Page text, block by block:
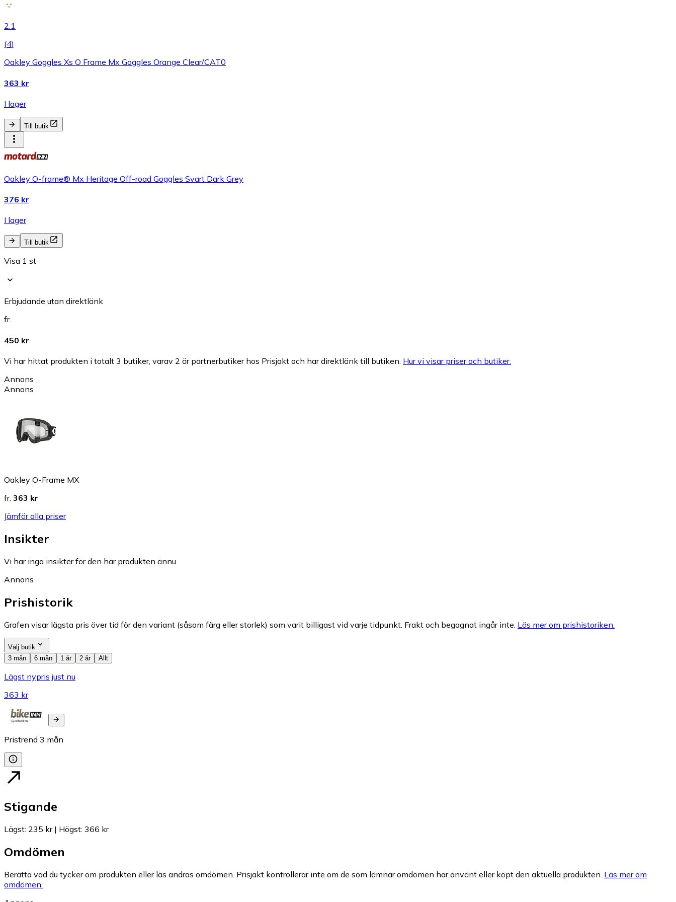
2.1
(4)
Oakley Goggles Xs O Frame Mx Goggles Orange Clear/CAT0
363 kr
I lager
Till butik
Oakley O-frame® Mx Heritage Off-road Goggles Svart Dark Grey
376 kr
I lager
Till butik
Visa 1 st
Erbjudande utan direktlänk
fr.
450 kr
Vi har hittat produkten i totalt 3 butiker, varav 2 är partnerbutiker hos Prisjakt och har direktlänk till butiken. Hur vi visar priser och butiker.
Annons
Annons
Oakley O-Frame MX
fr. 363 kr
Jämför alla priser
Insikter
Vi har inga insikter för den här produkten ännu.
Annons
Prishistorik
Grafen visar lägsta pris över tid för den variant (såsom färg eller storlek) som varit billigast vid varje tidpunkt. Frakt och begagnat ingår inte. Läs mer om prishistoriken.
Välj butik
3 mån
6 mån 1 år 2 år Allt
Lägst nypris just nu
363 kr
Pristrend 3 mån
Stigande
Lägst: 235 kr| Högst: 366 kr
Omdömen
Berätta vad du tycker om produkten eller läs andras omdömen. Prisjakt kontrollerar inte om de som lämnar omdömen har använt eller köpt den aktuella produkten. Läs mer om
omdömen.